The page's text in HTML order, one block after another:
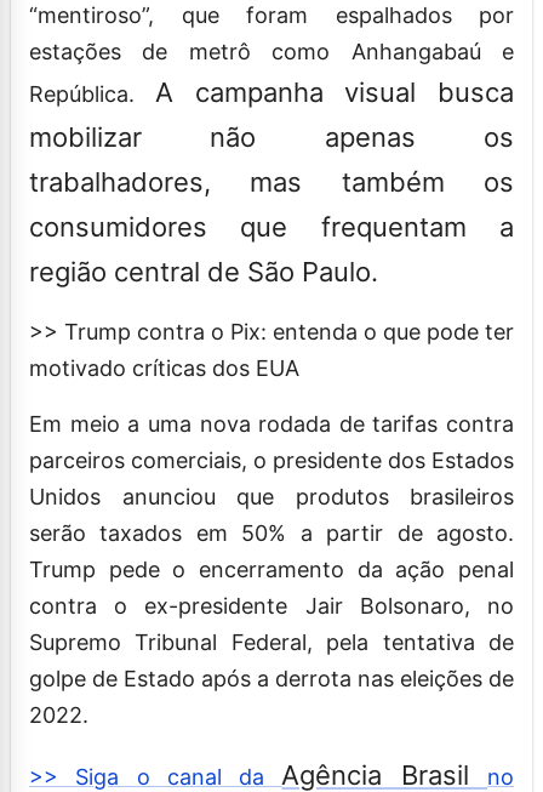
“mentiroso”, que foram espalhados por
estações de metrô como Anhangabaú e
República. A campanha visual busca
mobilizar não apenas os
trabalhadores, mas também os
consumidores que frequentam a
região central de São Paulo.
>> Trump contra o Pix: entenda o que pode ter
motivado críticas dos EUA
Em meio a uma nova rodada de tarifas contra
parceiros comerciais, o presidente dos Estados
Unidos anunciou que produtos brasileiros
serão taxados em 50% a partir de agosto.
Trump pede o encerramento da ação penal
contra o ex-presidente Jair Bolsonaro, no
Supremo Tribunal Federal, pela tentativa de
golpe de Estado após a derrota nas eleições de
2022.
>> Siga o canal da Agência Brasil
no